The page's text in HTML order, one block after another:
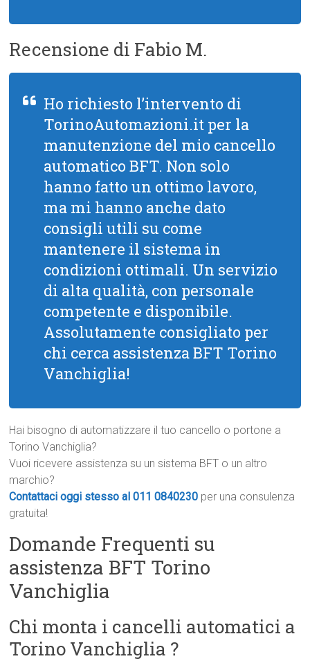
Recensione di Fabio M.
Ho richiesto l’intervento di
TorinoAutomazioni.it per la
manutenzione del mio cancello
automatico BFT. Non solo
hanno fatto un ottimo lavoro,
ma mi hanno anche dato
consigli utili su come
mantenere il sistema in
condizioni ottimali. Un servizio
di alta qualità, con personale
competente e disponibile.
Assolutamente consigliato per
chi cerca assistenza BFT Torino
Vanchiglia!
Hai bisogno di automatizzare il tuo cancello o portone a
Torino Vanchiglia?
Vuoi ricevere assistenza su un sistema BFT o un altro
marchio?
Contattaci oggi stesso al 011 0840230 per una consulenza
gratuita!
Domande Frequenti su
assistenza BFT Torino
Vanchiglia
Chi monta i cancelli automatici a
Torino Vanchiglia ?